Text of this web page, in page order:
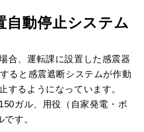
自動停止システム
合、運転課に設置した感震器
ると感震遮断システムが作動
するようになっています。
ガル、用役（自家発電・ボ
す。